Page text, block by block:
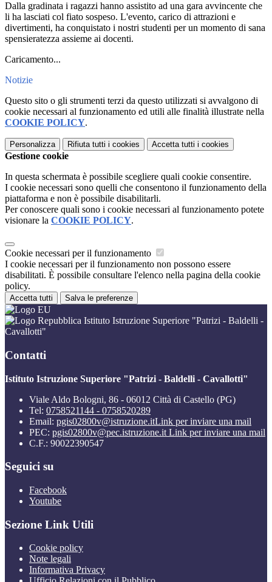
Dalla gradinata i ragazzi hanno assistito ad una gara avvincente che
li ha lasciati col fiato sospeso. L'evento, carico di attrazioni e
divertimenti, ha conquistato i nostri studenti per un momento di sana
spensieratezza assieme ai docenti.
Caricamento...
Notizie
Questo sito o gli strumenti terzi da questo utilizzati si avvalgono di
cookie necessari al funzionamento ed utili alle finalità illustrate nella
COOKIE POLICY.
Personalizza Rifiuta tutti i cookies Accetta tutti i cookies
Gestione cookie
In questa schermata è possibile scegliere quali cookie consentire.
I cookie necessari sono quelli che consentono il funzionamento della
piattaforma e non è possibile disabilitarli.
Per conoscere quali sono i cookie necessari al funzionamento potete
visionare la COOKIE POLICY.
Cookie necessari per il funzionamento
I cookie necessari per il funzionamento non possono essere
disabilitati. È possibile consultare l'elenco nella pagina della cookie
policy.
Accetta tutti Salva le preferenze
Istituto Istruzione Superiore "Patrizi - Baldelli -
Cavallotti"
Contatti
Istituto Istruzione Superiore "Patrizi - Baldelli - Cavallotti"
Viale Aldo Bologni, 86 - 06012 Città di Castello (PG)
Tel: 0758521144 - 0758520289
Email: pgis02800v@istruzione.itLink per inviare una mail
PEC: pgis02800v@pec.istruzione.it Link per inviare una mail
C.F.: 90022390547
Seguici su
Facebook
Youtube
Sezione Link Utili
Cookie policy
Note legali
Informativa Privacy